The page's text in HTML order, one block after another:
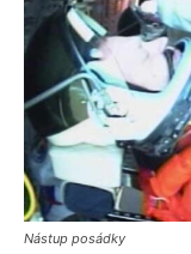
Nástup posádky